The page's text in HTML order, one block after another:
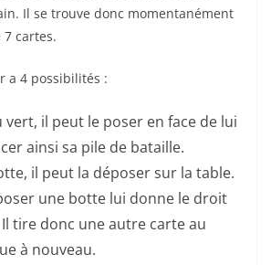
Il se trouve donc momentanément
7 cartes.
a 4 possibilités :
vert, il peut le poser en face de lui
ainsi sa pile de bataille.
il peut la déposer sur la table.
une botte lui donne le droit
tire donc une autre carte au
à nouveau.